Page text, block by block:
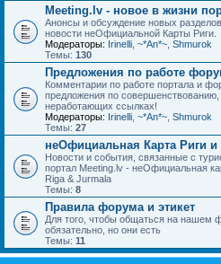
Meeting.lv - новое в жизни
Анонсы и обсуждение новых
новости неОфициальной Карты Риги.
Модераторы: Irinelli ~*An*~ Shmurok
Темы: 130
Предложения по работе
Комментарии по работе портала и
предложения по
неработающих ссылках!
Модераторы: Irinelli ~*An*~ Shmurok
Темы: 27
неОфициальная Карта Риги
Новости и события, связанные с
портал Meeting.lv - неОфициальная
Riga & Jurmala
Темы: 8
Правила форума и этикет
Для того, чтобы общаться на нашем
обязательно, но они есть
Темы: 11